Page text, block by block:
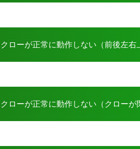
クローが正常に動作しない（前後左右
クローが正常に動作しない（クローが